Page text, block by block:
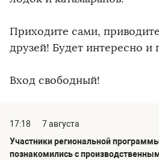
Приходите сами,
друзей! Будет интересно и
Вход свободный!
17:18
7 августа
Участники региональной
познакомились с